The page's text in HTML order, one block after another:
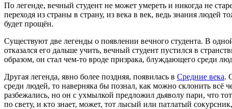
По легенде, вечный студент не может умереть и никогда не
переходя из страны в страну, из века в век, ведь знания людей
будет прощён.
Существуют две легенды о появлении вечного студента. В
отказался его дальше учить, вечный студент пустился в
образом, он стал чем-то вроде призрака, блуждающего среди
Другая легенда, явно более поздняя, появилась в Средние века.
среди людей, то наверняка бы познал, как можно склонить всё
разбежались, но он с ухмылкой предложил дьяволу пари, что
по свету, и кто знает, может, тот лысый или патлатый